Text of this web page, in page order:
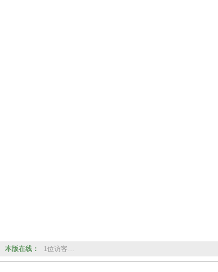
本版在线： 1位访客…